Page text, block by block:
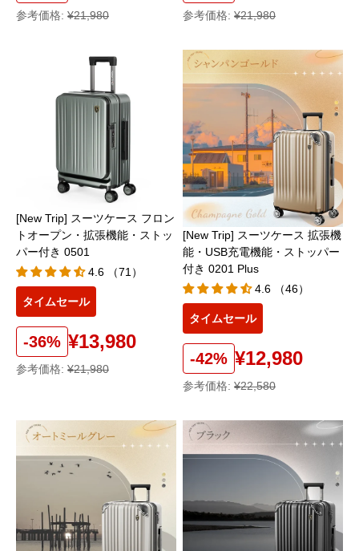
参考価格: ¥21,980 参考価格: ¥21,980
[New Trip] スーツケース フロン
トオープン・拡張機能・ストッ
パー付き 0501
4.6 （71）
タイムセール
-36% ¥13,980
参考価格: ¥21,980
[New Trip] スーツケース 拡張機
能・USB充電機能・ストッパー
付き 0201 Plus
4.6 （46）
タイムセール
-42% ¥12,980
参考価格: ¥22,580